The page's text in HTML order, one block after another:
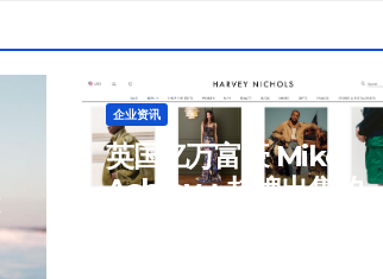
企业资讯
英国亿万富豪 Mike
Ashley：挂牌出售的